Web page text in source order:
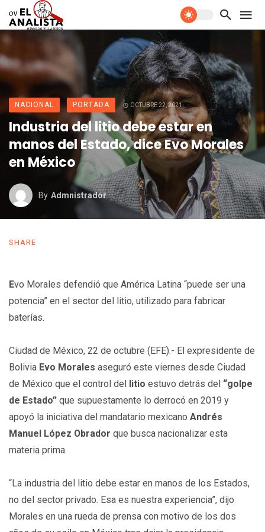
NACIONAL PORTADA OCTUBRE 22, 2021
Industria del litio debe estar en
manos del Estado, dice Evo Morales
en México
By Admnistrador
SHARE
Evo Morales defendió que América Latina “puede ser una
potencia” en el sector del litio, utilizado para fabricar
baterías.
Ciudad de México, 22 de octubre (EFE).- El expresidente de
Bolivia Evo Morales aseguró este viernes desde Ciudad
de México que el control del litio estuvo detrás del “golpe
de Estado” que supuestamente lo derrocó en 2019 y
apoyó la iniciativa del mandatario mexicano Andrés
Manuel López Obrador que busca nacionalizar esta
materia prima.
“La industria del litio debe estar en manos de los Estados,
no del sector privado. Esa es nuestra experiencia”, dijo
Morales en una rueda de prensa con motivo de los dos